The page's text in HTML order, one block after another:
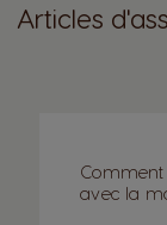
Articles
avec la